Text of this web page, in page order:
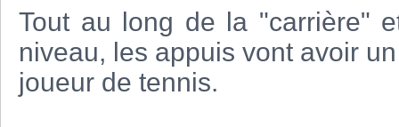
Tout au long de la "carrière"
niveau, les appuis vont avoir
joueur de tennis.